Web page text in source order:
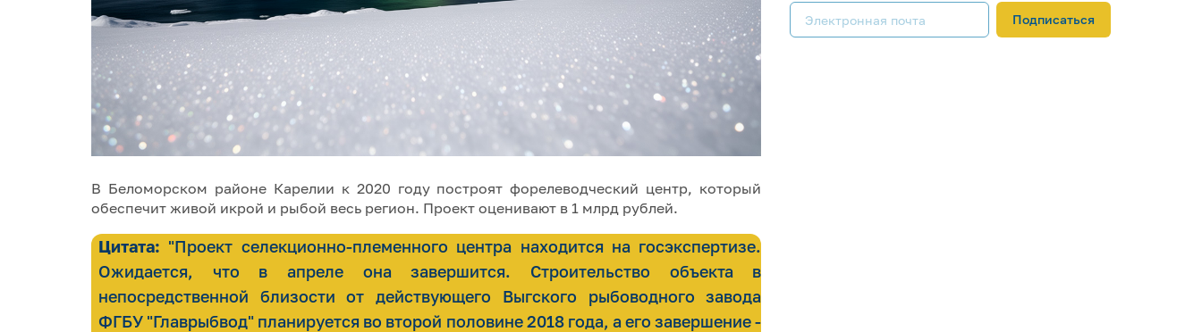
В Беломорском районе Карелии к 2020 году построят форелеводческий центр, который
обеспечит живой икрой и рыбой весь регион. Проект оценивают в 1 млрд рублей.
Цитата: "Проект селекционно-племенного центра находится на госэкспертизе.
Ожидается, что в апреле она завершится. Строительство объекта в
непосредственной близости от действующего Выгского рыбоводного завода
ФГБУ "Главрыбвод" планируется во второй половине 2018 года, а его завершение -
Подписаться